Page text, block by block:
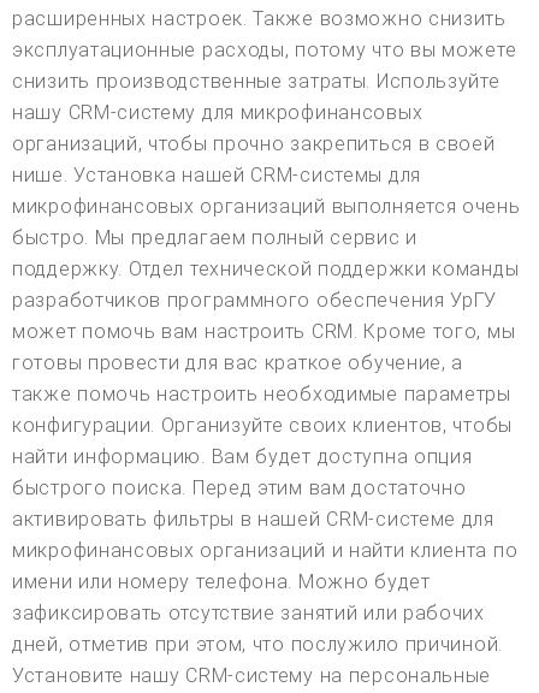
расширенных настроек. Также возможно снизить
эксплуатационные расходы, потому что вы можете
снизить производственные затраты. Используйте
нашу CRM-систему для микрофинансовых
организаций, чтобы прочно закрепиться в своей
нише. Установка нашей CRM-системы для
микрофинансовых организаций выполняется очень
быстро. Мы предлагаем полный сервис и
поддержку. Отдел технической поддержки команды
разработчиков программного обеспечения УрГУ
может помочь вам настроить CRM. Кроме того, мы
готовы провести для вас краткое обучение, а
также помочь настроить необходимые параметры
конфигурации. Организуйте своих клиентов, чтобы
найти информацию. Вам будет доступна опция
быстрого поиска. Перед этим вам достаточно
активировать фильтры в нашей CRM-системе для
микрофинансовых организаций и найти клиента по
имени или номеру телефона. Можно будет
зафиксировать отсутствие занятий или рабочих
дней, отметив при этом, что послужило причиной.
Установите нашу CRM-систему на персональные